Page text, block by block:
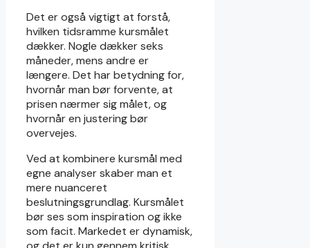
Det er også vigtigt at forstå,
hvilken tidsramme kursmålet
dækker. Nogle dækker seks
måneder, mens andre er
længere. Det har betydning for,
hvornår man bør forvente, at
prisen nærmer sig målet, og
hvornår en justering bør
overvejes.
Ved at kombinere kursmål med
egne analyser skaber man et
mere nuanceret
beslutningsgrundlag. Kursmålet
bør ses som inspiration og ikke
som facit. Markedet er dynamisk,